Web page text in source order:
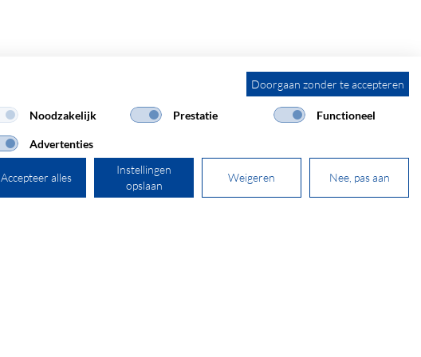
+31 181 390 030
Doorgaan zonder te accepteren
Noodzakelijk Prestatie Functioneel
Advertenties
Accepteer alles
Instellingen
opslaan
Weigeren Nee, pas aan